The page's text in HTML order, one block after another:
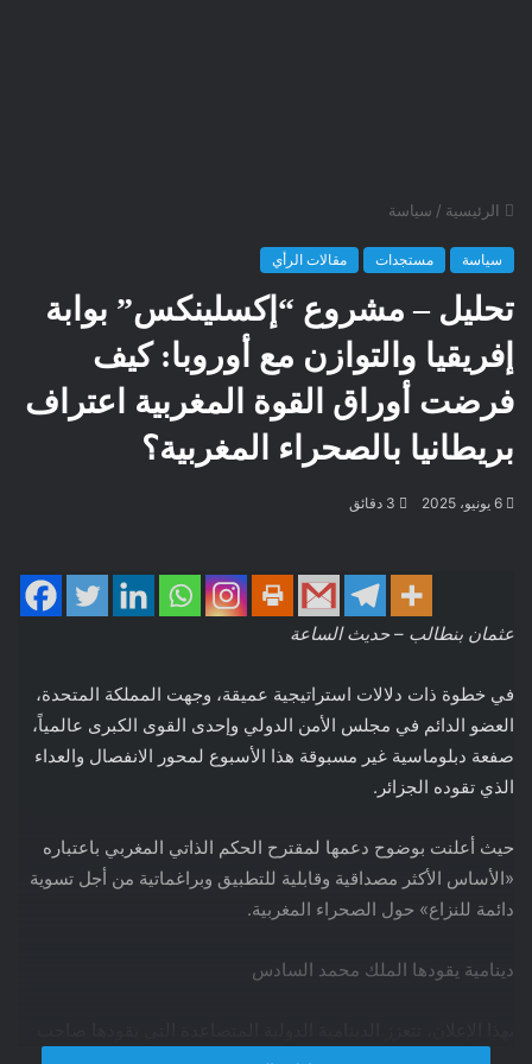
الرئيسية / سياسة
سياسة مستجدات مقالات الرأي
تحليل – مشروع “إكسلينكس” بوابة
إفريقيا والتوازن مع أوروبا: كيف
فرضت أوراق القوة المغربية اعتراف
بريطانيا بالصحراء المغربية؟
6 يونيو، 2025
عثمان بنطالب – حديث الساعة
في خطوة ذات دلالات استراتيجية عميقة، وجهت المملكة المتحدة،
العضو الدائم في مجلس الأمن الدولي وإحدى القوى الكبرى عالمياً،
صفعة دبلوماسية غير مسبوقة هذا الأسبوع لمحور الانفصال والعداء
الذي تقوده الجزائر.
حيث أعلنت بوضوح دعمها لمقترح الحكم الذاتي المغربي باعتباره
«الأساس الأكثر مصداقية وقابلية للتطبيق وبراغماتية من أجل تسوية
دائمة للنزاع» حول الصحراء المغربية.
دينامية يقودها الملك محمد السادس